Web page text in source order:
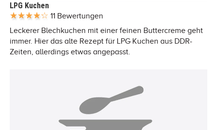
LPG Kuchen
11 Bewertungen
Leckerer Blechkuchen mit einer feinen Buttercreme geht
immer. Hier das alte Rezept für LPG Kuchen aus DDR-
Zeiten, allerdings etwas angepasst.